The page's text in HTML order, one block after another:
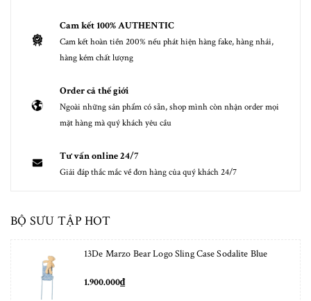
Cam kết 100% AUTHENTIC
Cam kết hoàn tiền 200% nếu phát hiện hàng fake, hàng nhái,
hàng kém chất lượng
Order cả thế giới
Ngoài những sản phẩm có sẵn, shop mình còn nhận order mọi
mặt hàng mà quý khách yêu cầu
Tư vấn online 24/7
Giải đáp thắc mắc về đơn hàng của quý khách 24/7
BỘ SƯU TẬP HOT
13De Marzo Bear Logo Sling Case Sodalite Blue
1.900.000₫